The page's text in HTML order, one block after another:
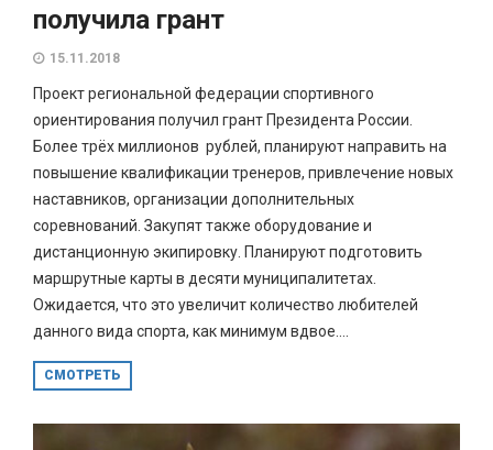
получила грант
15.11.2018
Проект региональной федерации спортивного
ориентирования получил грант Президента России.
Более трёх миллионов рублей, планируют направить на
повышение квалификации тренеров, привлечение новых
наставников, организации дополнительных
соревнований. Закупят также оборудование и
дистанционную экипировку. Планируют подготовить
маршрутные карты в десяти муниципалитетах.
Ожидается, что это увеличит количество любителей
данного вида спорта, как минимум вдвое....
СМОТРЕТЬ